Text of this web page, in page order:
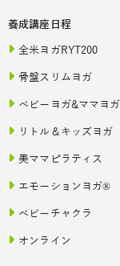
養成講座日程
全米ヨガRYT200
骨盤スリムヨガ
ベビーヨガ&ママヨガ
リトル＆キッズヨガ
美ママピラティス
エモーションヨガ®
ベビーチャクラ
オンライン